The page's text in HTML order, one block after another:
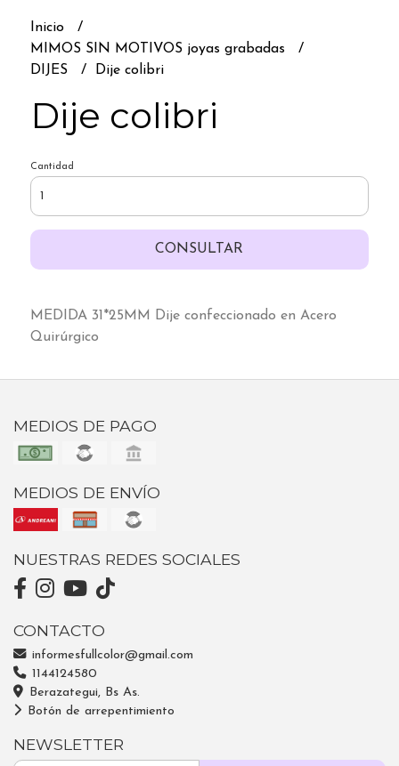
Inicio
MIMOS SIN MOTIVOS joyas grabadas
DIJES
Dije colibri
Dije colibri
Cantidad
CONSULTAR
MEDIDA 31*25MM Dije confeccionado en Acero
Quirúrgico
MEDIOS DE PAGO
MEDIOS DE ENVÍO
NUESTRAS REDES SOCIALES
CONTACTO
informesfullcolor@gmail.com
1144124580
Berazategui, Bs As.
Botón de arrepentimiento
NEWSLETTER